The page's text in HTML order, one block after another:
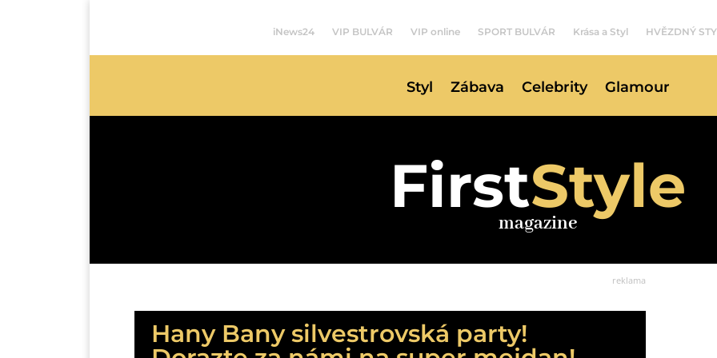
iNews24 VIP BULVÁR VIP online SPORT BULVÁR Krása a Styl HVĚZDNÝ
Styl Zábava Celebrity Glamour
FirstStyle
magazine
reklama
Hany Bany silvestrovská party!